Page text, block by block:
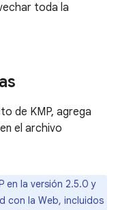
toda la
de KMP, agrega
el archivo
en la versión 2.5.0 y
con la Web, incluidos